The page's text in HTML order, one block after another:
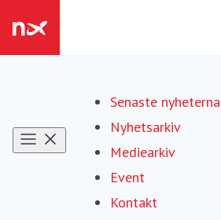
Senaste nyheterna
Nyhetsarkiv
Mediearkiv
Event
Kontakt